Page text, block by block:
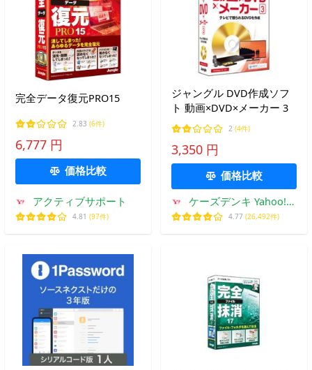
完全データ復元PRO15
2.83 (6件)
6,777 円
価格比較
アクティブサポート
4.81 (97件)
ジャングル DVD作成ソフ
ト 動画×DVD×メーカー 3
2 (4件)
3,350 円
価格比較
ケーズデンキ Yahoo!シ
ョップ
4.77 (26,492件)